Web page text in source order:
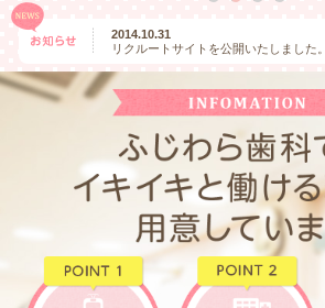
2014.10.31
リクルートサイトを公開いたしました。